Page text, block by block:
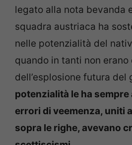
legato alla nota bevanda
squadra austriaca ha
nelle potenzialità del
quando in tanti non erano
dell’esplosione futura del
potenzialità le ha sempre
errori di veemenza, uniti
sopra le righe, avevano